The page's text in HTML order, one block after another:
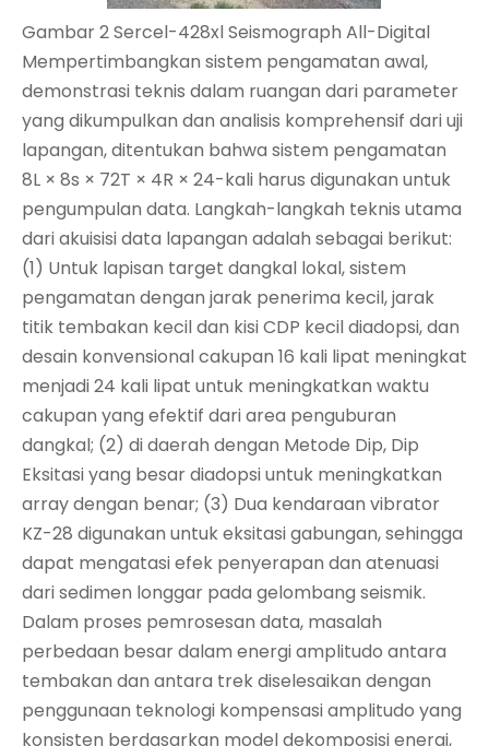
Gambar 2 Sercel-428xl Seismograph All-Digital
Mempertimbangkan sistem pengamatan awal,
demonstrasi teknis dalam ruangan dari parameter
yang dikumpulkan dan analisis komprehensif dari uji
lapangan, ditentukan bahwa sistem pengamatan
8L × 8s × 72T × 4R × 24-kali harus digunakan untuk
pengumpulan data. Langkah-langkah teknis utama
dari akuisisi data lapangan adalah sebagai berikut:
(1) Untuk lapisan target dangkal lokal, sistem
pengamatan dengan jarak penerima kecil, jarak
titik tembakan kecil dan kisi CDP kecil diadopsi, dan
desain konvensional cakupan 16 kali lipat meningkat
menjadi 24 kali lipat untuk meningkatkan waktu
cakupan yang efektif dari area penguburan
dangkal; (2) di daerah dengan Metode Dip, Dip
Eksitasi yang besar diadopsi untuk meningkatkan
array dengan benar; (3) Dua kendaraan vibrator
KZ-28 digunakan untuk eksitasi gabungan, sehingga
dapat mengatasi efek penyerapan dan atenuasi
dari sedimen longgar pada gelombang seismik.
Dalam proses pemrosesan data, masalah
perbedaan besar dalam energi amplitudo antara
tembakan dan antara trek diselesaikan dengan
penggunaan teknologi kompensasi amplitudo yang
konsisten berdasarkan model dekomposisi energi,